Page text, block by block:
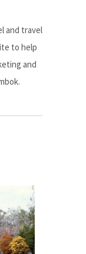
and travel
to help
and